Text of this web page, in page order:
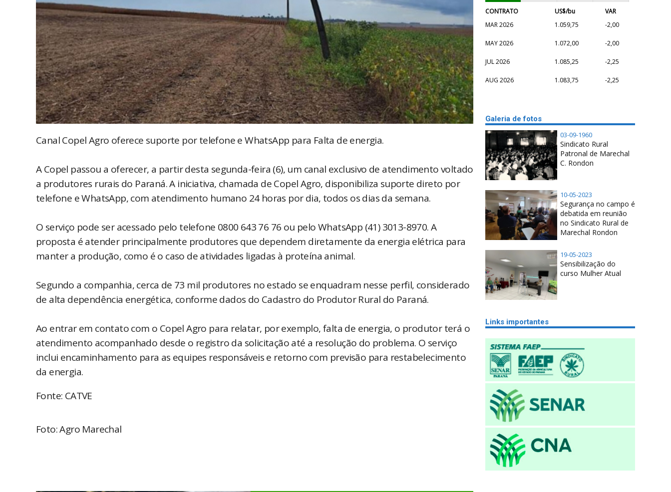
Canal Copel Agro oferece suporte por telefone e WhatsApp para Falta de energia.
A Copel passou a oferecer, a partir desta segunda-feira (6), um canal exclusivo de atendimento voltado
a produtores rurais do Paraná. A iniciativa, chamada de Copel Agro, disponibiliza suporte direto por
telefone e WhatsApp, com atendimento humano 24 horas por dia, todos os dias da semana.
O serviço pode ser acessado pelo telefone 0800 643 76 76 ou pelo WhatsApp (41) 3013-8970. A
proposta é atender principalmente produtores que dependem diretamente da energia elétrica para
manter a produção, como é o caso de atividades ligadas à proteína animal.
Segundo a companhia, cerca de 73 mil produtores no estado se enquadram nesse perfil, considerado
de alta dependência energética, conforme dados do Cadastro do Produtor Rural do Paraná.
Ao entrar em contato com o Copel Agro para relatar, por exemplo, falta de energia, o produtor terá o
atendimento acompanhado desde o registro da solicitação até a resolução do problema. O serviço
inclui encaminhamento para as equipes responsáveis e retorno com previsão para restabelecimento
da energia.
Fonte: CATVE
Foto: Agro Marechal
CONTRATO
US$/bu
VAR
MAR 2026
1.059,75 -2,00
MAY 2026 1.072,00 -2,00
JUL 2026 1.085,25 -2,25
AUG 2026 1.083,75 -2,25
Galeria de fotos
03-09-1960
Sindicato Rural
Patronal de Marechal
C. Rondon
10-05-2023
Segurança no campo é
debatida em reunião
no Sindicato Rural de
Marechal Rondon
19-05-2023
Sensibilização do
curso Mulher Atual
Links importantes